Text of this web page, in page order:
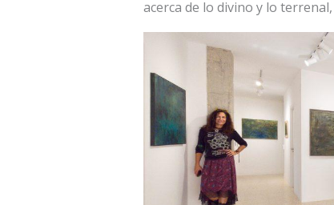
acerca de lo divino y lo